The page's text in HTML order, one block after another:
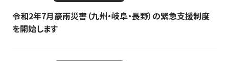
令和2年7月豪雨災害（九州・岐阜・長野）の緊急支援制度
を開始します